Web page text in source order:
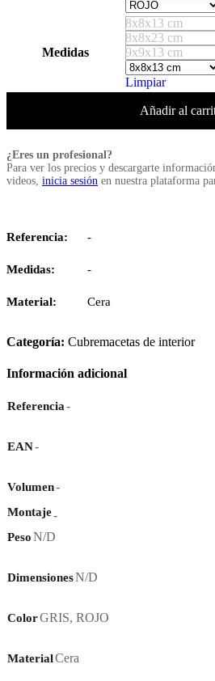
Medidas
8x8x13 cm
8x8x23 cm
9x9x13 cm
Limpiar
Añadir al
¿Eres un profesional?
Para ver los precios y descargarte
videos, inicia sesión en nuestra plataforma
Referencia: -
Medidas: -
Material: Cera
Categoría: Cubremacetas de interior
Información adicional
Referencia-
EAN-
Volumen-
Montaje-
PesoN/D
DimensionesN/D
ColorGRIS, ROJO
MaterialCera